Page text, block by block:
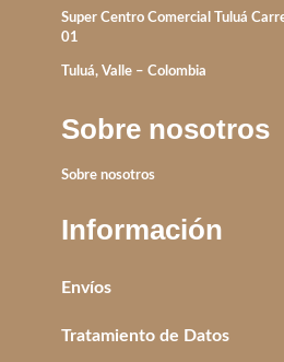
Super Centro Comercial Tuluá
01
Tuluá, Valle – Colombia
Sobre nosotros
Sobre nosotros
Información
Envíos
Tratamiento de Datos